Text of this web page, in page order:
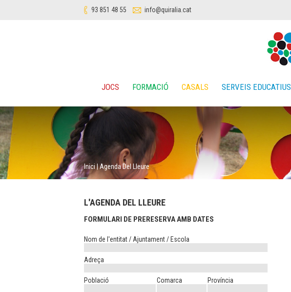
93 851 48 55 info@quiralia.cat
JOCS FORMACIÓ CASALS SERVEIS EDUCATIUS
Inici|Agenda Del Lleure
L'AGENDA DEL LLEURE
FORMULARI DE PRERESERVA AMB DATES
Nom de l'entitat / Ajuntament / Escola
Adreça
Població Comarca Província